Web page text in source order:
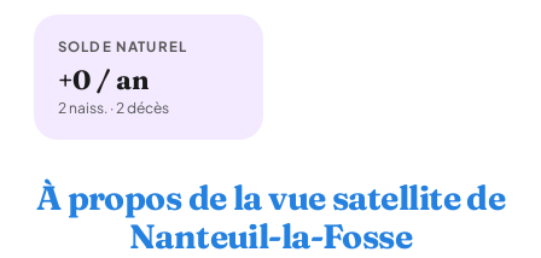
SOLDE NATUREL
+0 / an
2 naiss. · 2 décès
À propos de la vue satellite de
Nanteuil-la-Fosse